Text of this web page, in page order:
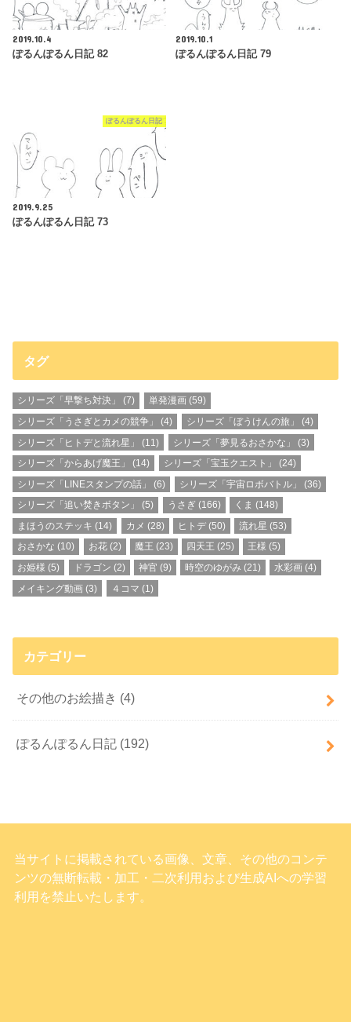
2019.10.4
ぽるんぽるん日記 82
2019.10.1
ぽるんぽるん日記 79
ぽるんぽるん日記
2019.9.25
ぽるんぽるん日記 73
タグ
シリーズ「早撃ち対決」 (7) 単発漫画(59)
シリーズ「うさぎとカメの競争」
(4) シリーズ「ぼうけんの旅」
(4)
シリーズ「ヒトデと流れ星」
(11) シリーズ「夢見るおさかな」
(3)
シリーズ「からあげ魔王」
(14) シリーズ「宝玉クエスト」
(24)
シリーズ「LINEスタンプの話」
(6) シリーズ「宇宙ロボバトル」
(36)
シリーズ「追い焚きボタン」
(5) うさぎ (166) くま (148)
まほうのステッキ (14) カメ (28) ヒトデ(50) 流れ星 (53)
おさかな (10) お花(2) 魔王 (23) 四天王 (25) 王様 (5)
お姫様 (5) ドラゴン (2) 神官 (9) 時空のゆがみ (21) 水彩画 (4)
メイキング動画 (3) ４コマ (1)
カテゴリー
その他のお絵描き (4)
ぽるんぽるん日記 (192)
当サイトに掲載されている画像、文章、その他のコンテ
ンツの無断転載・加工・二次利用および生成AIへの学習
利用を禁止いたします。